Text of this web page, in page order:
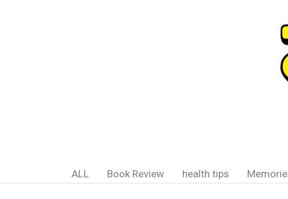
ALL Book Review health tips